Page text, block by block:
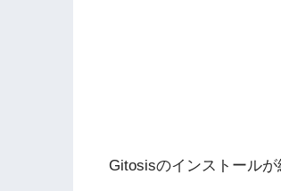
Gitosisのインストール